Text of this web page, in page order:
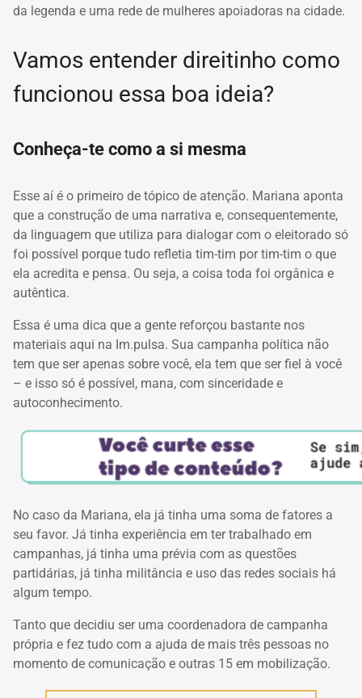
da legenda e uma rede de mulheres apoiadoras na cidade.
Vamos entender direitinho como
funcionou essa boa ideia?
Conheça-te como a si mesma
Esse aí é o primeiro de tópico de atenção. Mariana aponta
que a construção de uma narrativa e, consequentemente,
da linguagem que utiliza para dialogar com o eleitorado só
foi possível porque tudo refletia tim-tim por tim-tim o que
ela acredita e pensa. Ou seja, a coisa toda foi orgânica e
autêntica.
Essa é uma dica que a gente reforçou bastante nos
materiais aqui na Im.pulsa. Sua campanha política não
tem que ser apenas sobre você, ela tem que ser fiel à você
– e isso só é possível, mana, com sinceridade e
autoconhecimento.
No caso da Mariana, ela já tinha uma soma de fatores a
seu favor. Já tinha experiência em ter trabalhado em
campanhas, já tinha uma prévia com as questões
partidárias, já tinha militância e uso das redes sociais há
algum tempo.
Tanto que decidiu ser uma coordenadora de campanha
própria e fez tudo com a ajuda de mais três pessoas no
momento de comunicação e outras 15 em mobilização.